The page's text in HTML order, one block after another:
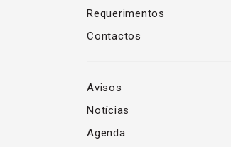
Requerimentos
Contactos
Avisos
Notícias
Agenda